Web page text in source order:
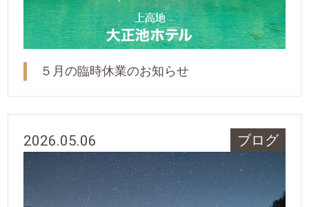
５月の臨時休業のお知らせ
2026.05.06 ブログ